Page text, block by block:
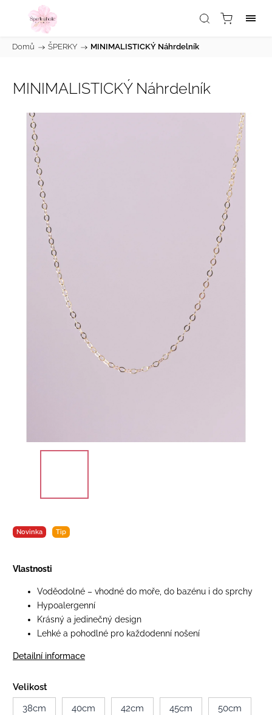
Domů / ŠPERKY / MINIMALISTICKÝ Náhrdelník
MINIMALISTICKÝ Náhrdelník
Vlastnosti
Voděodolné – vhodné do moře, do bazénu i do sprchy
Hypoalergenní
Krásný a jedinečný design
Lehké a pohodlné pro každodenní nošení
Detailní informace
Novinka Tip
Velikost
38cm
40cm 42cm 45cm 50cm